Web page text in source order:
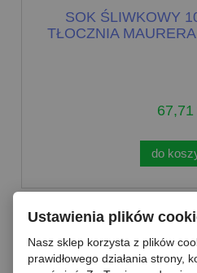
SOK ŚLIWKOWY
TŁOCZNIA
67,71
do
Ustawienia plików
Nasz sklep korzysta z plików
prawidłowego działania strony,